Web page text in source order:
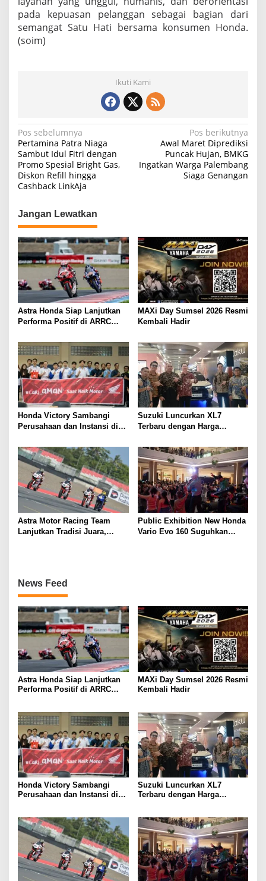
pada kepuasan pelanggan sebagai bagian dari
semangat Satu Hati bersama konsumen Honda.
(soim)
Ikuti Kami
N
a
v
i
a
s
i
p
o
s
Pos sebelumnya
Pertamina Patra Niaga
Sambut Idul Fitri dengan
Promo Spesial Bright Gas,
Diskon Refill hingga
Cashback LinkAja
Pos berikutnya
Awal Maret Diprediksi
Puncak Hujan, BMKG
Ingatkan Warga Palembang
Siaga Genangan
Jangan Lewatkan
Astra Honda Siap Lanjutkan
Performa Positif di ARRC
MAXi Day Sumsel 2026 Resmi
Kembali Hadir
Honda Victory Sambangi
Perusahaan dan Instansi di
Suzuki Luncurkan XL7
Terbaru dengan Harga
Astra Motor Racing Team
Lanjutkan Tradisi Juara,
Public Exhibition New Honda
Vario Evo 160 Suguhkan
News Feed
Astra Honda Siap Lanjutkan
Performa Positif di ARRC
MAXi Day Sumsel 2026 Resmi
Kembali Hadir
Honda Victory Sambangi
Perusahaan dan Instansi di
Suzuki Luncurkan XL7
Terbaru dengan Harga